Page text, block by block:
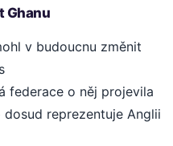
Ghanu
v budoucnu změnit
federace o něj projevila
dosud reprezentuje Anglii